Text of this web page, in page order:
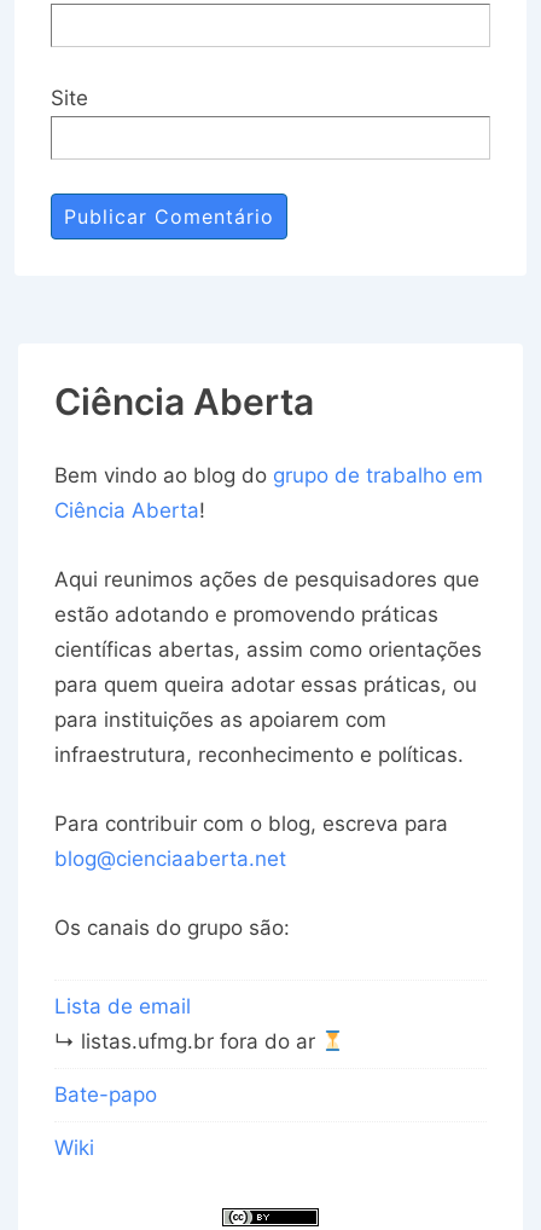
Site
Ciência Aberta
Bem vindo ao blog do grupo de trabalho em
Ciência Aberta!
Aqui reunimos ações de pesquisadores que
estão adotando e promovendo práticas
científicas abertas, assim como orientações
para quem queira adotar essas práticas, ou
para instituições as apoiarem com
infraestrutura, reconhecimento e políticas.
Para contribuir com o blog, escreva para
blog@cienciaaberta.net
Os canais do grupo são:
Lista de email
↳ listas.ufmg.br fora do ar
Bate-papo
Wiki